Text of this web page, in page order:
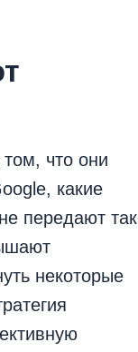
что они
какие
передают так
некоторые